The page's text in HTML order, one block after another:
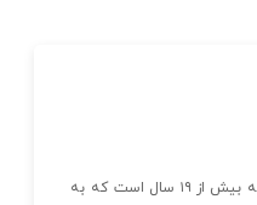
انستیتو مطالعات اندیشه و رفتار، یک مجموعه‌ی تخصصی در زمینه‌ی روان‌شناسی و روان‌درمانی است که بیش از ۱۹ سال است که به